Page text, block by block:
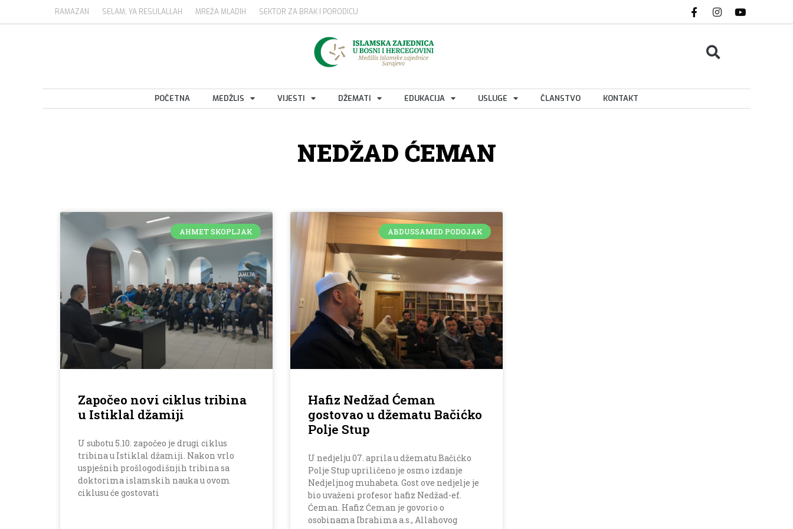
RAMAZAN SELAM, YA RESULALLAH MREŽA MLADIH SEKTOR ZA BRAK I PORODICU
POČETNA MEDŽLIS VIJESTI DŽEMATI EDUKACIJA USLUGE ČLANSTVO KONTAKT
NEDŽAD ĆEMAN
AHMET SKOPLJAK
Započeo novi ciklus tribina
u Istiklal džamiji
U subotu 5.10. započeo je drugi ciklus
tribina u Istiklal džamiji. Nakon vrlo
uspješnih prošlogodišnjih tribina sa
doktorima islamskih nauka u ovom
ciklusu će gostovati
ABDUSSAMED PODOJAK
Hafiz Nedžad Ćeman
gostovao u džematu Bačićko
Polje Stup
U nedjelju 07. aprila u džematu Bačićko
Polje Stup upriličeno je osmo izdanje
Nedjeljnog muhabeta. Gost ove nedjelje je
bio uvaženi profesor hafiz Nedžad-ef.
Ćeman. Hafiz Ćeman je govorio o
osobinama Ibrahima a.s., Allahovog